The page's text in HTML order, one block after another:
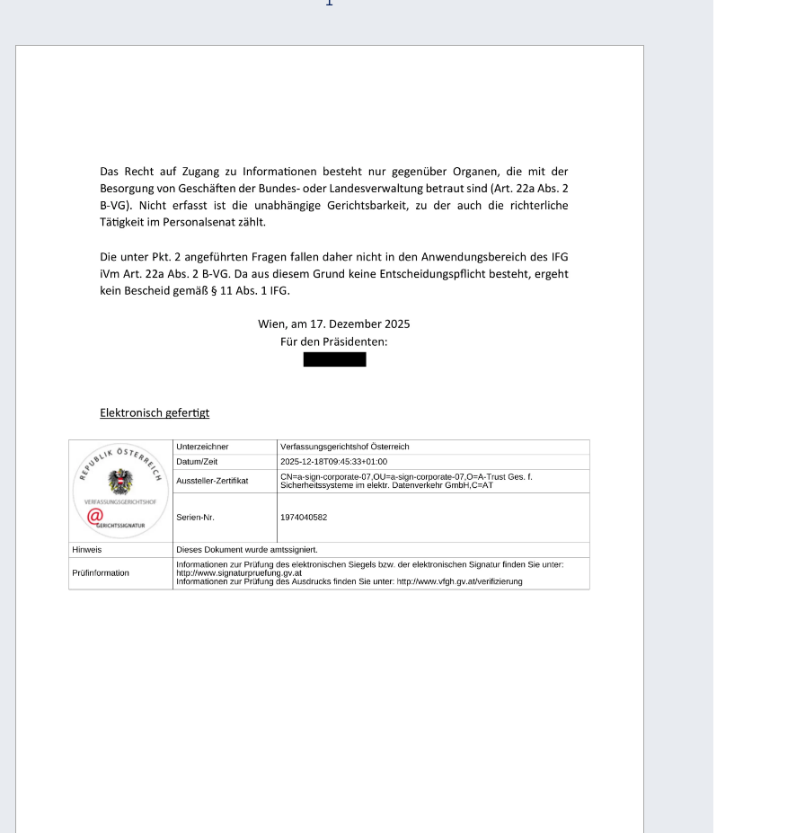
                                              
                                                         